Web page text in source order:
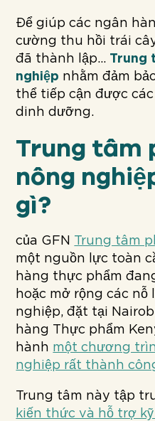
Để giúp các ngân
cường thu hồi trái
đã thành lập... Trung
nghiệp nhằm đảm
thể tiếp cận được
dinh dưỡng.
Trung tâm
nông
gì?
của GFN Trung tâm
một nguồn lực toàn
hàng thực phẩm
hoặc mở rộng các nỗ
nghiệp, đặt tại
hàng Thực phẩm
hành một chương
nghiệp rất thành
Trung tâm này tập
kiến thức và hỗ trợ